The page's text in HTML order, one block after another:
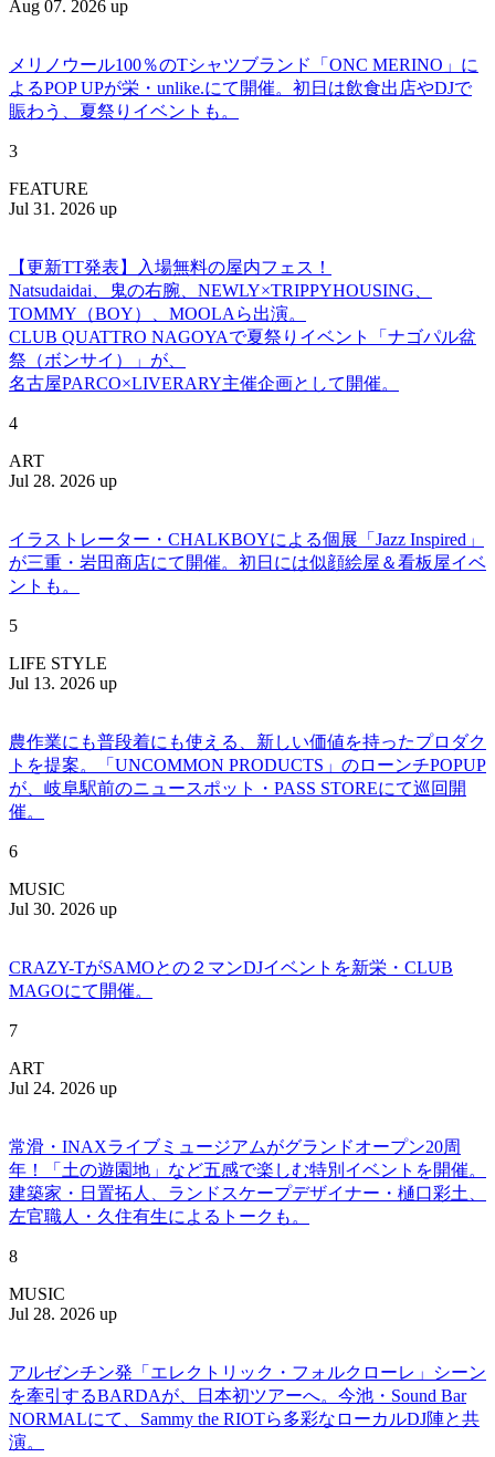
Aug 07. 2026 up
メリノウール100％のTシャツブランド「ONC MERINO」に
よるPOP UPが栄・unlike.にて開催。初日は飲食出店やDJで
賑わう、夏祭りイベントも。
3
FEATURE
Jul 31. 2026 up
【更新TT発表】入場無料の屋内フェス！
Natsudaidai、鬼の右腕、NEWLY×TRIPPYHOUSING、
TOMMY（BOY）、MOOLAら出演。
CLUB QUATTRO NAGOYAで夏祭りイベント「ナゴパル盆
祭（ボンサイ）」が、
名古屋PARCO×LIVERARY主催企画として開催。
4
ART
Jul 28. 2026 up
イラストレーター・CHALKBOYによる個展「Jazz Inspired」
が三重・岩田商店にて開催。初日には似顔絵屋＆看板屋イベ
ントも。
5
LIFE STYLE
Jul 13. 2026 up
農作業にも普段着にも使える、新しい価値を持ったプロダク
トを提案。「UNCOMMON PRODUCTS」のローンチPOPUP
が、岐阜駅前のニュースポット・PASS STOREにて巡回開
催。
6
MUSIC
Jul 30. 2026 up
CRAZY-TがSAMOとの２マンDJイベントを新栄・CLUB
MAGOにて開催。
7
ART
Jul 24. 2026 up
常滑・INAXライブミュージアムがグランドオープン20周
年！「土の遊園地」など五感で楽しむ特別イベントを開催。
建築家・日置拓人、ランドスケープデザイナー・樋口彩土、
左官職人・久住有生によるトークも。
8
MUSIC
Jul 28. 2026 up
アルゼンチン発「エレクトリック・フォルクローレ」シーン
を牽引するBARDAが、日本初ツアーへ。今池・Sound Bar
NORMALにて、Sammy the RIOTら多彩なローカルDJ陣と共
演。